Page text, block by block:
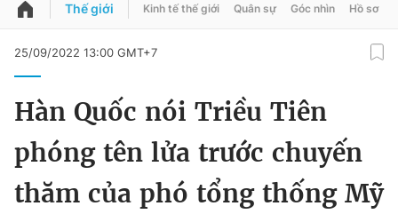
QUẢNG CÁO
Chuyên mục
Đổi mật khẩu
Tin đã lưu
Tin đã xem
Thế giới Kinh tế thế giới Quân sự Góc nhìn Hồ sơ
25/09/2022 13:00 GMT+7
Hàn Quốc nói Triều Tiên
phóng tên lửa trước chuyến
thăm của phó tổng thống Mỹ